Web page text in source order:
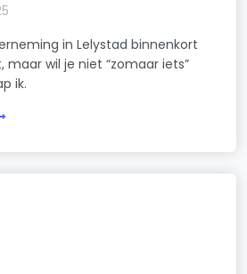
in Lelystad binnenkort
maar wil je niet “zomaar iets”
ik.